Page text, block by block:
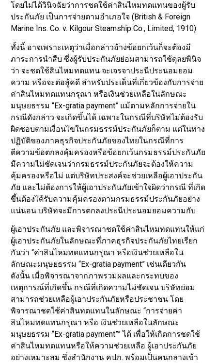
โดยไม่ได้วินิจฉัยว่าการชดใช้ค่าสินไหมทดแทนของผู้รับ
ประกันภัย เป็นการจ่ายตามอำเภอใจ (British & Foreign
Marine Ins. Co. v. Kilgour Steamship Co., Limited, 1910)
ทั้งนี้ อาจเพราะเหตุว่าเมื่อกล่าวอ้างข้อยกเว้นก็จะต้องมี
ภาระการนำสืบ ซึ่งผู้รับประกันภัยย่อมสามารถใช้ดุลยพินิจ
ว่า จะชดใช้สินไหมทดแทน จะเจรจาประนีประนอมยอม
ความ หรือจะต่อสู้คดี สำหรับประเด็นที่เกี่ยวข้องกับการจ่าย
ค่าสินไหมทดแทนกรุณา หรือเงินช่วยเหลือในลักษณะ
มนุษยธรรม “Ex-gratia payment” แม้ตามหลักการจ่ายใน
กรณีดังกล่าว จะเกิดขึ้นได้ เฉพาะในกรณีที่บริษัทไม่ต้องรับ
ผิดชอบตามเงื่อนไขในกรมธรรม์ประกันภัยก็ตาม แต่ในทาง
ปฏิบัติของภาคธุรกิจประกันภัยของไทยในกรณีที่การ
ตีความข้อตกลงคุ้มครองหรือข้อยกเว้นกรมธรรม์ประกันภัย
มีความไม่ชัดเจนว่ากรมธรรม์ประกันภัยจะต้องให้ความ
คุ้มครองหรือไม่ แต่บริษัทประสงค์จะช่วยเหลือผู้เอาประกัน
ภัย และไม่ต้องการให้ผู้เอาประกันภัยเข้าใจผิดว่ากรณี ที่เกิด
ขึ้นต้องได้รับความคุ้มครองตามกรมธรรม์ประกันภัยอย่าง
แน่นอน บริษัทจะมีการตกลงประนีประนอมยอมความกับ
ผู้เอาประกันภัย และพิจารณาชดใช้ค่าสินไหมทดแทนให้แก่
ผู้เอาประกันภัยในลักษณะที่ภาคธุรกิจประกันภัยไทยเรียก
กันว่า “ค่าสินไหมทดแทนกรุณา หรือเงินช่วยเหลือใน
ลักษณะมนุษยธรรม “Ex-gratia payment” เช่นเดียวกัน
ดังนั้น เมื่อพิจารณาจากภาพรวมผลและกระทบของ
เหตุการณ์ที่เกิดขึ้น กรณีที่เกิดความไม่ชัดเจน บริษัทย่อม
สามารถช่วยเหลือผู้เอาประกันภัยหรือประชาชน โดย
พิจารณาชดใช้ค่าสินทดแทนในลักษณะ “การจ่ายค่า
สินไหมทดแทนกรุณา หรือ เงินช่วยเหลือในลักษณะ
มนุษยธรรม “Ex-gratia payment”” ได้ เพื่อให้เกิดการชดใช้
ค่าสินไหมทดแทนหรือให้ความช่วยเหลือ ผู้เอาประกันภัย
อย่างเหมาะสม ซึ่งสำนักงาน คปภ. พร้อมเป็นคนกลางเข้า